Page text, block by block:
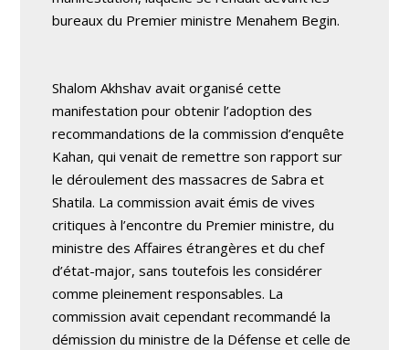
bureaux du Premier ministre Menahem Begin.
Shalom Akhshav avait organisé cette
manifestation pour obtenir l’adoption des
recommandations de la commission d’enquête
Kahan, qui venait de remettre son rapport sur
le déroulement des massacres de Sabra et
Shatila. La commission avait émis de vives
critiques à l’encontre du Premier ministre, du
ministre des Affaires étrangères et du chef
d’état-major, sans toutefois les considérer
comme pleinement responsables. La
commission avait cependant recommandé la
démission du ministre de la Défense et celle de